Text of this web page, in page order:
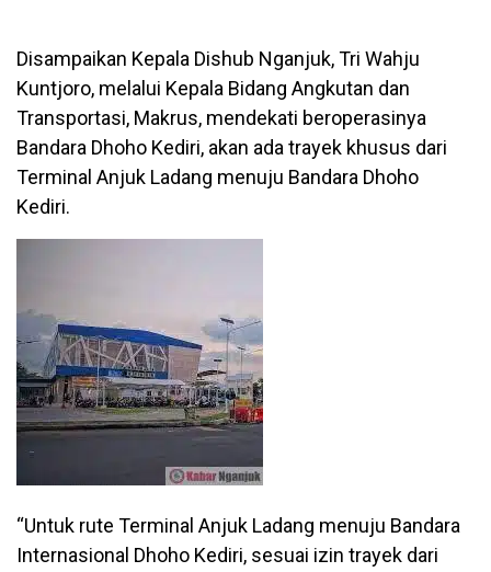
Disampaikan Kepala Dishub Nganjuk, Tri Wahju
Kuntjoro, melalui Kepala Bidang Angkutan dan
Transportasi, Makrus, mendekati beroperasinya
Bandara Dhoho Kediri, akan ada trayek khusus dari
Terminal Anjuk Ladang menuju Bandara Dhoho
Kediri.
“Untuk rute Terminal Anjuk Ladang menuju Bandara
Internasional Dhoho Kediri, sesuai izin trayek dari